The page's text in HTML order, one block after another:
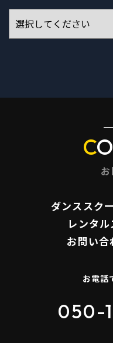
ダンススク
レンタ
お問い合
お電話
050-